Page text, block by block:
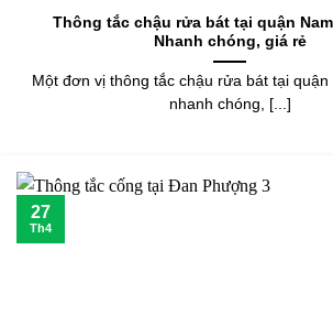
Thông tắc chậu rửa bát tại quận
Nhanh chóng, giá rẻ
Một đơn vị thông tắc chậu rửa bát tại
nhanh chóng, [...]
27
Th4